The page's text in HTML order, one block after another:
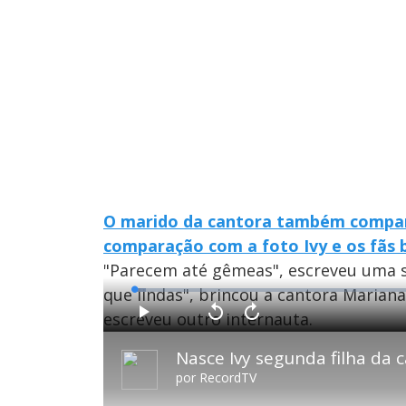
O marido da cantora também
comparação com a foto Ivy e os fãs
"Parecem até gêmeas", escreveu uma
que lindas", brincou a cantora
escreveu outro internauta.
Nasce Ivy segunda filha da
por RecordTV
P
l
y
V
o
t
a
1
A
v
n
ç
a
r
L
o
a
d
e
%